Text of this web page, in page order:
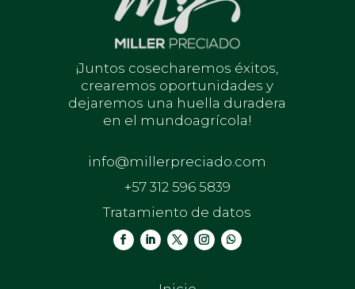
¡Juntos cosecharemos éxitos,
crearemos oportunidades y
dejaremos una huella duradera
en el mundoagrícola!
info@millerpreciado.com
+57 312 596 5839
Tratamiento de datos